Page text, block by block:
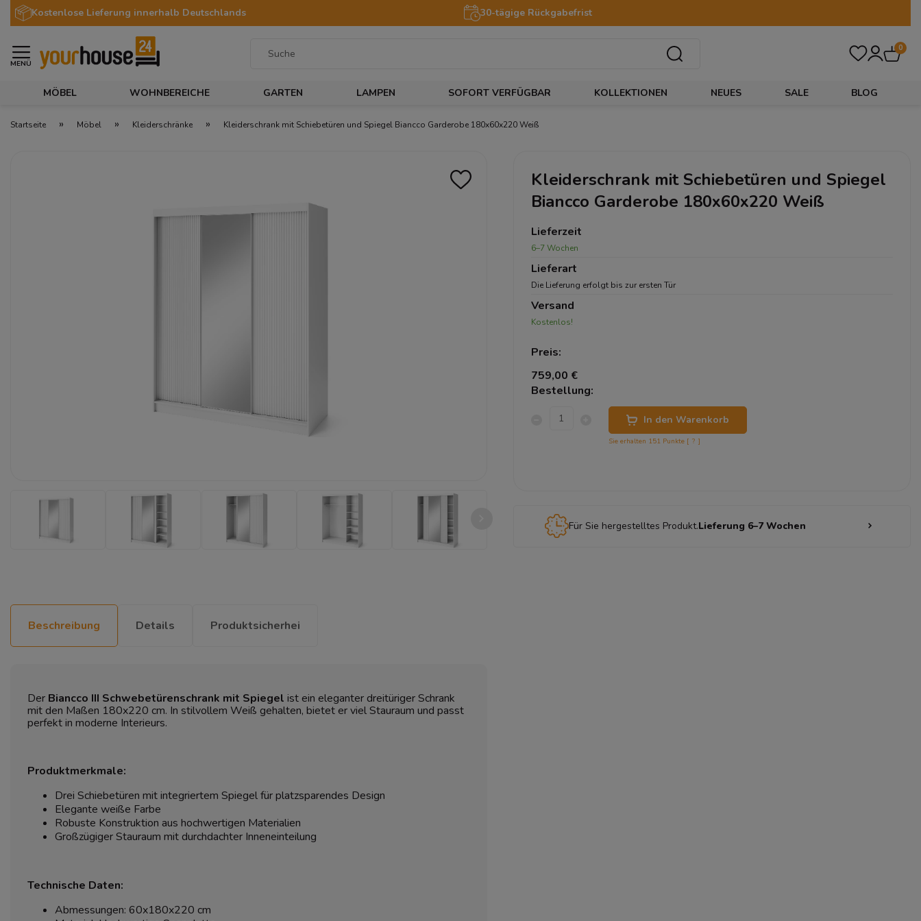
Kostenlose Lieferung innerhalb Deutschlands 30-tägige Rückgabefrist
MENÜ
0
MÖBEL WOHNBEREICHE GARTEN LAMPEN SOFORT VERFÜGBAR KOLLEKTIONEN NEUES SALE BLOG
Startseite » Möbel » Kleiderschränke » Kleiderschrank mit Schiebetüren und Spiegel Biancco Garderobe 180x60x220 Weiß
Beschreibung Details Produktsicherhei
Der Biancco III Schwebetürenschrank mit Spiegel ist ein eleganter dreitüriger Schrank
mit den Maßen 180x220 cm. In stilvollem Weiß gehalten, bietet er viel Stauraum und passt
perfekt in moderne Interieurs.
Produktmerkmale:
Drei Schiebetüren mit integriertem Spiegel für platzsparendes Design
Elegante weiße Farbe
Robuste Konstruktion aus hochwertigen Materialien
Großzügiger Stauraum mit durchdachter Inneneinteilung
Technische Daten:
Abmessungen: 60x180x220 cm
Kleiderschrank mit Schiebetüren und Spiegel
Biancco Garderobe 180x60x220 Weiß
Lieferzeit
6–7 Wochen
Lieferart
Die Lieferung erfolgt bis zur ersten Tür
Versand
Kostenlos!
Preis:
759,00 €
Bestellung:
In den Warenkorb
Sie erhalten 151 Punkte [ ? ]
Für Sie hergestelltes Produkt.Lieferung 6–7 Wochen